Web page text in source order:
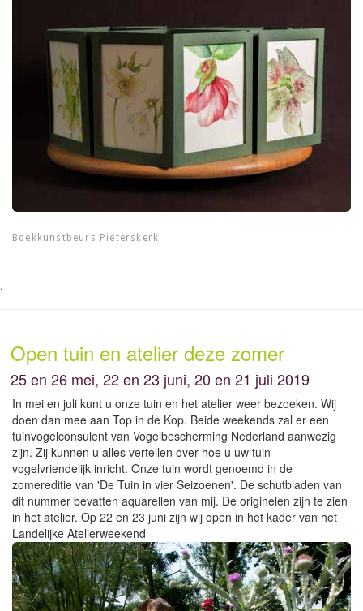
Boekkunstbeurs Pieterskerk
.
Open tuin en atelier deze zomer
25 en 26 mei, 22 en 23 juni, 20 en 21 juli 2019
In mei en juli kunt u onze tuin en het atelier weer bezoeken. Wij
doen dan mee aan Top in de Kop. Beide weekends zal er een
tuinvogelconsulent van Vogelbescherming Nederland aanwezig
zijn. Zij kunnen u alles vertellen over hoe u uw tuin
vogelvriendelijk inricht. Onze tuin wordt genoemd in de
zomereditie van 'De Tuin in vier Seizoenen'. De schutbladen van
dit nummer bevatten aquarellen van mij. De originelen zijn te zien
in het atelier. Op 22 en 23 juni zijn wij open in het kader van het
Landelijke Atelierweekend